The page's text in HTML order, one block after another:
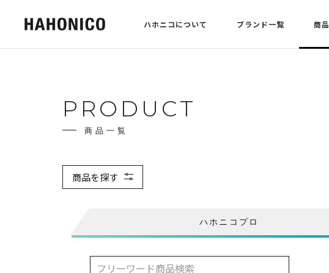
ハホニコについて ブランド一覧 商
PRODUCT
商品一覧
商品を探す
ハホニコプロ